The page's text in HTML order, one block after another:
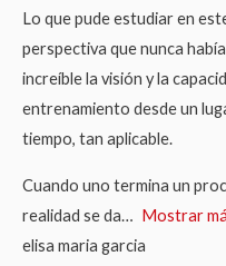
Lo que pude estudiar en
perspectiva que nunca
increíble la visión y la
entrenamiento desde un
tiempo, tan aplicable.
Cuando uno termina un
realidad se da
Mostrar
elisa maria garcia